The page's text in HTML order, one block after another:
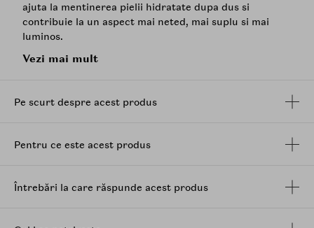
ajuta la mentinerea pielii hidratate dupa dus si
contribuie la un aspect mai neted, mai suplu si mai
luminos.
Formula combina 8 tipuri de
Extractul de crin alb sustine confortul pielii si ajuta la
Cele 8 forme deacid hialuronic
Vezi mai mult
Pe scurt despre acest produs
Pentru ce este acest produs
Întrebări la care răspunde acest produs